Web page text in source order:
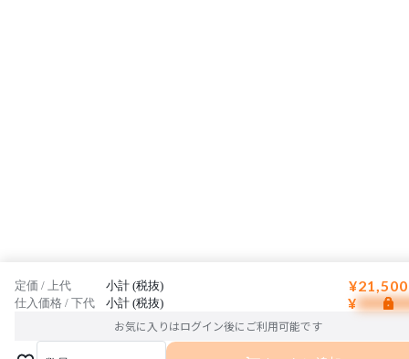
定価 / 上代 小計 (税抜)
仕入価格 / 下代 小計 (税抜) ¥
お気に入りはログイン後にご利用可能です